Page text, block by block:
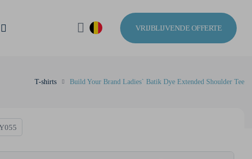
VRIJBLIJVENDE OFFERTE
T-shirts Build Your Brand Ladies` Batik Dye Extended Shoulder Tee